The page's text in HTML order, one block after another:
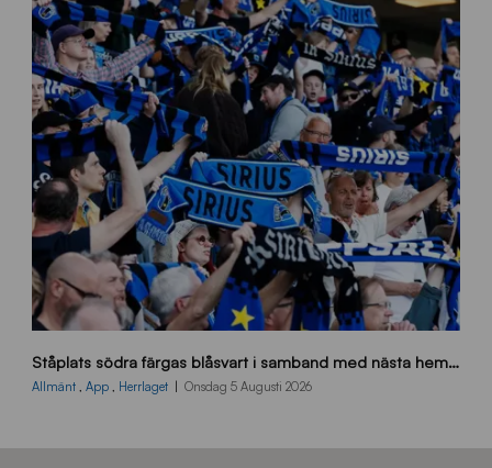
0
0
_
E
J
ö
d
Ståplats södra färgas blåsvart i samband med nästa hemmamatch
Allmänt App Herrlaget Onsdag 5 Augusti 2026